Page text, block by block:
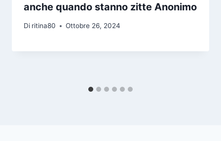
anche quando stanno zitte Anonimo
Di ritina80 Ottobre 26, 2024